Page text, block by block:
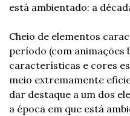
está ambientado: a
Cheio de elementos
período (com animações
características e cores
meio extremamente
dar destaque a um dos
a época em que está